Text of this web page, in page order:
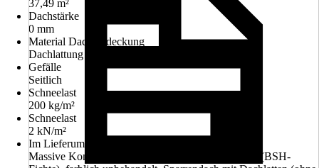
37,49 m²
Dachstärke
0 mm
Material Dacheindeckung
Dachlattung
Gefälle
Seitlich
Schneelast
200 kg/m²
Schneelast
2 kN/m²
Im Lieferumfang enthalten
Massive Konstruktion aus hochwertigem Leimholz (BSH-